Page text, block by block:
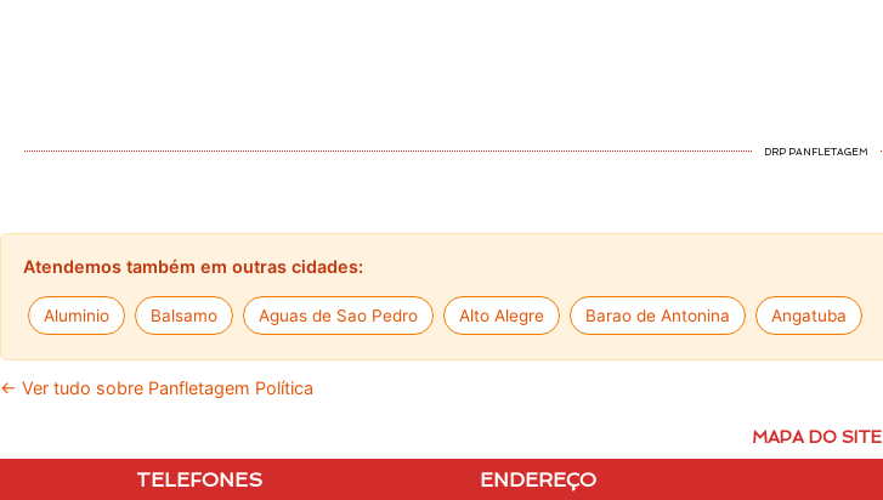
DRP PANFLETAGEM
Atendemos também em outras cidades:
Aluminio Balsamo Aguas de Sao Pedro Alto Alegre Barao de Antonina Angatuba
← Ver tudo sobre Panfletagem Política
MAPA DO SITE
TELEFONES ENDEREÇO